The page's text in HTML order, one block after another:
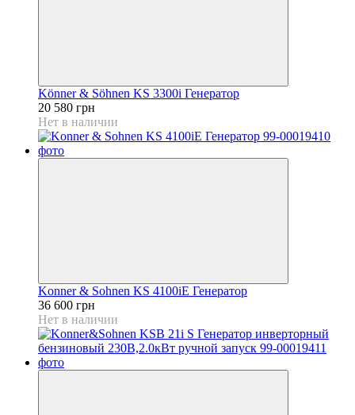
Könner & Söhnen KS 3300i Генератор
20 580 грн
Нет в наличии
Konner & Sohnen KS 4100iE Генератор
36 600 грн
Нет в наличии